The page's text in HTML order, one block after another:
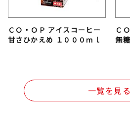
ＣＯ・ＯＰ アイスコーヒー
甘さひかえめ １０００ｍｌ
Ｃ
無
一覧を見る